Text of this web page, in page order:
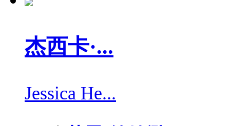
杰西卡·...
Jessica He...